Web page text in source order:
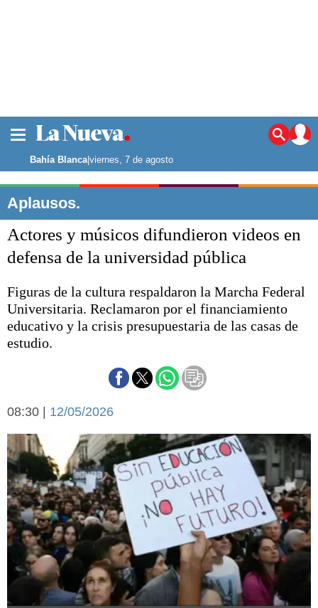
Noticias
La ciudad
Punta Alta
El mundo
Seguridad
Deportes
Escenario Olímpico
Liga del Sur
Básquetbol
Federal A
Aplausos
Con el campo
Espacio empresas
Sociedad y tiempo
libre
Sociedad
Tecnología
Turismo
Es viral
El tiempo
Fúnebres
Bahía Blanca|viernes, 7 de agosto
Aplausos.
Actores y músicos difundieron videos en
defensa de la universidad pública
Figuras de la cultura respaldaron la Marcha Federal
Universitaria. Reclamaron por el financiamiento
educativo y la crisis presupuestaria de las casas de
estudio.
08:30 | 12/05/2026